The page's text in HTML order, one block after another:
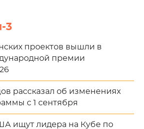
3
проектов вышли в
премии
рассказал об изменениях
с 1 сентября
ищут лидера на Кубе по